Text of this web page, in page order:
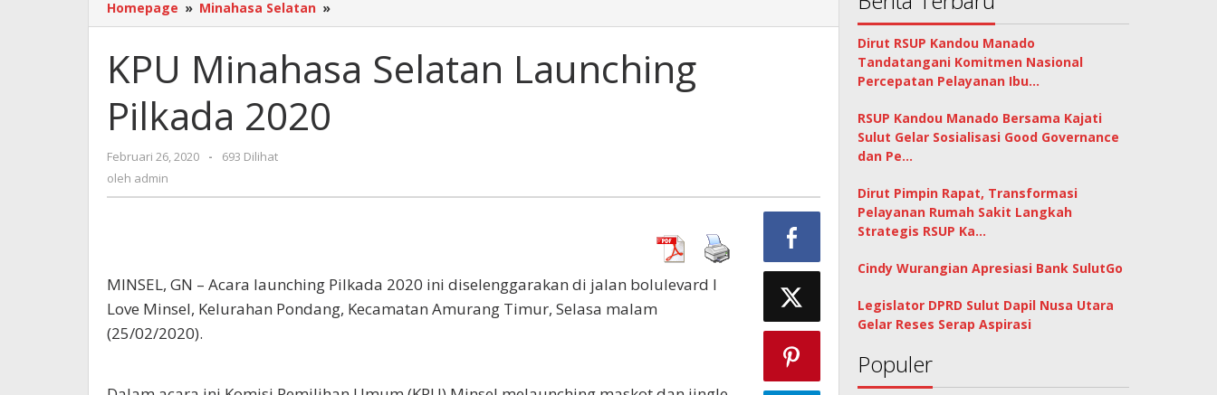
Homepage » Minahasa Selatan »
Minahasa
Launching
Pilkada
KPU Minahasa Selatan Launching
Pilkada 2020
Februari 26, 2020
oleh
-
693 Dilihat
oleh admin
MINSEL, GN – Acara launching Pilkada 2020 ini diselenggarakan di jalan bolulevard I
Love Minsel, Kelurahan Pondang, Kecamatan Amurang Timur, Selasa malam
(25/02/2020).
Dirut RSUP Kandou Manado
Tandatangani Komitmen Nasional
Percepatan Pelayanan Ibu…
RSUP Kandou Manado Bersama Kajati
Sulut Gelar Sosialisasi Good Governance
dan Pe…
Dirut Pimpin Rapat, Transformasi
Pelayanan Rumah Sakit Langkah
Strategis RSUP Ka…
Cindy Wurangian Apresiasi Bank SulutGo
Legislator DPRD Sulut Dapil Nusa Utara
Gelar Reses Serap Aspirasi
Populer